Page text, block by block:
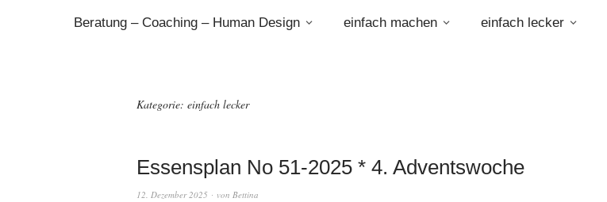
Beratung – Coaching – Human Design einfach machen einfach lecker
Kategorie: einfach lecker
Essensplan No 51-2025 * 4. Adventswoche
12. Dezember 2025 von Bettina